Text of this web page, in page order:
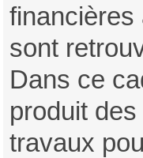
financières
sont
Dans ce
produit
travaux